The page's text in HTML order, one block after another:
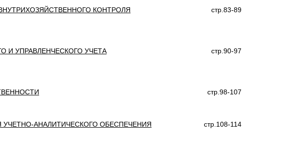
КОНТРОЛЯ
стр.83-89
И УПРАВЛЕНЧЕСКОГО УЧЕТА
стр.90-97
стр.98-107
АНАЛИТИЧЕСКОГО ОБЕСПЕЧЕНИЯ
стр.108-114